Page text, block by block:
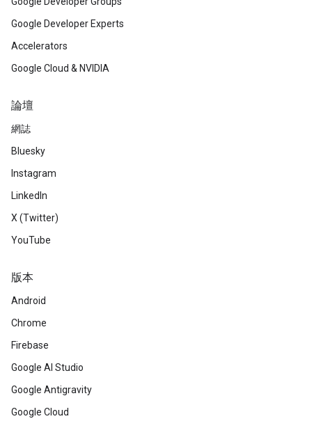
Google Developer Experts
Accelerators
Google Cloud & NVIDIA
論壇
網誌
Bluesky
Instagram
LinkedIn
X (Twitter)
YouTube
版本
Android
Chrome
Firebase
Google AI Studio
Google Antigravity
Google Cloud